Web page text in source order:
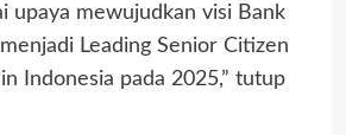
upaya mewujudkan visi Bank
Leading Senior Citizen
Indonesia pada 2025,” tutup